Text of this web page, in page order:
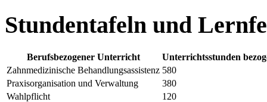
Stundentafeln und
Berufsbezogener Unterricht
Unterrichtsstunden
Zahnmedizinische Behandlungsassistenz 580
Praxisorganisation und Verwaltung
380
Wahlpflicht
120